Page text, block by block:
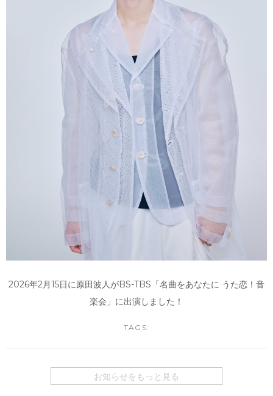
2026年2月15日に原田波人がBS-TBS「名曲をあなたに うた恋！音
楽会」に出演しました！
TAGS:
お知らせをもっと見る